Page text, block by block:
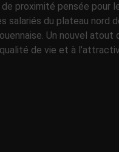
proximité pensée pour
salariés du plateau nord
Un nouvel atout
de vie et à